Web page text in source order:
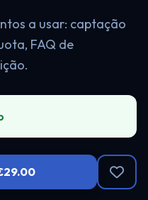
a usar: captação
FAQ de